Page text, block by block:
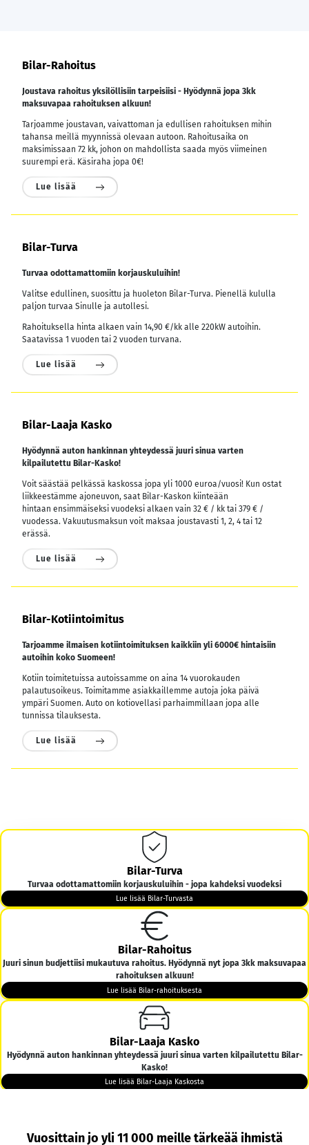
Bilar-Rahoitus
Joustava rahoitus yksilöllisiin tarpeisiisi - Hyödynnä jopa 3kk
maksuvapaa rahoituksen alkuun!
Tarjoamme joustavan, vaivattoman ja edullisen rahoituksen mihin
tahansa meillä myynnissä olevaan autoon. Rahoitusaika on
maksimissaan 72 kk, johon on mahdollista saada myös viimeinen
suurempi erä. Käsiraha jopa 0€!
Lue lisää
Bilar-Turva
Turvaa odottamattomiin korjauskuluihin!
Valitse edullinen, suosittu ja huoleton Bilar-Turva. Pienellä kululla
paljon turvaa Sinulle ja autollesi.
Rahoituksella hinta alkaen vain 14,90 €/kk alle 220kW autoihin.
Saatavissa 1 vuoden tai 2 vuoden turvana.
Lue lisää
Bilar-Laaja Kasko
Hyödynnä auton hankinnan yhteydessä juuri sinua varten
kilpailutettu Bilar-Kasko!
Voit säästää pelkässä kaskossa jopa yli 1000 euroa/vuosi! Kun ostat
liikkeestämme ajoneuvon, saat Bilar-Kaskon kiinteään
hintaan ensimmäiseksi vuodeksi alkaen vain 32 € / kk tai 379 € /
vuodessa. Vakuutusmaksun voit maksaa joustavasti 1, 2, 4 tai 12
erässä.
Lue lisää
Bilar-Kotiintoimitus
Tarjoamme ilmaisen kotiintoimituksen kaikkiin yli 6000€ hintaisiin
autoihin koko Suomeen!
Kotiin toimitetuissa autoissamme on aina 14 vuorokauden
palautusoikeus. Toimitamme asiakkaillemme autoja joka päivä
ympäri Suomen. Auto on kotiovellasi parhaimmillaan jopa alle
tunnissa tilauksesta.
Lue lisää
Bilar-Turva
Turvaa odottamattomiin korjauskuluihin - jopa kahdeksi vuodeksi
Lue lisää Bilar-Turvasta
Bilar-Rahoitus
Juuri sinun budjettiisi mukautuva rahoitus. Hyödynnä nyt jopa 3kk maksuvapaa
rahoituksen alkuun!
Lue lisää Bilar-rahoituksesta
Bilar-Laaja Kasko
Hyödynnä auton hankinnan yhteydessä juuri sinua varten kilpailutettu Bilar-
Kasko!
Lue lisää Bilar-Laaja Kaskosta
Bilar-Kotiintoimitus
Vuosittain jo yli 11 000 meille tärkeää ihmistä